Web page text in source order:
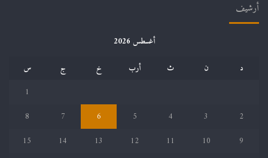
أرشيف
أغسطس 2026
د
ن ث أرب خ ج
س
1
2
3
4
5
6
7
8
9
10
11
12
13
14
15